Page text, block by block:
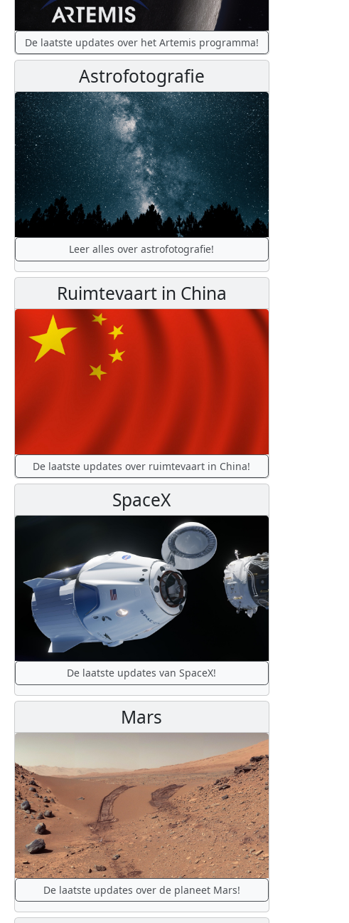
De laatste updates over het Artemis programma!
Astrofotografie
Leer alles over astrofotografie!
Ruimtevaart in China
De laatste updates over ruimtevaart in China!
SpaceX
De laatste updates van SpaceX!
Mars
De laatste updates over de planeet Mars!